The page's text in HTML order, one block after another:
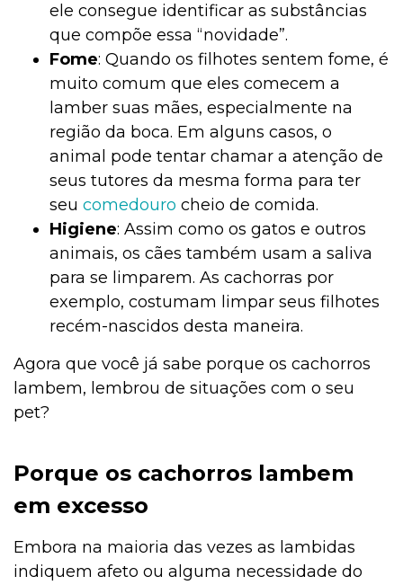
ele consegue identificar as substâncias
que compõe essa “novidade”.
Fome: Quando os filhotes sentem fome, é
muito comum que eles comecem a
lamber suas mães, especialmente na
região da boca. Em alguns casos, o
animal pode tentar chamar a atenção de
seus tutores da mesma forma para ter
seu comedouro cheio de comida.
Higiene: Assim como os gatos e outros
animais, os cães também usam a saliva
para se limparem. As cachorras por
exemplo, costumam limpar seus filhotes
recém-nascidos desta maneira.
Agora que você já sabe porque os cachorros
lambem, lembrou de situações com o seu
pet?
Porque os cachorros lambem
em excesso
Embora na maioria das vezes as lambidas
indiquem afeto ou alguma necessidade do